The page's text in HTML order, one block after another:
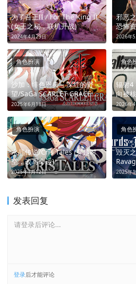
为了吾王II / For The King II
(女王之秘，联机开战)
2024年4月29日
邪恶
恐怖
2026年
沙加：绯色恩典 – 深红的野
望/SaGa SCARLET GRACE:
AMBITIONS™ (命运由你，冒
险无尽)
2025年6月18日
角色扮演
辐射4
向被
2026年
角色
水晶传说/Cris Tales (穿越时
空，改写命运)
2025年1月12日
角色扮演
毁灭
2025年
角色
发表回复
请登录后评论...
登录后才能评论